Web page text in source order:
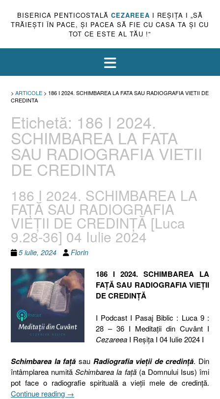
BISERICA PENTICOSTALĂ CEZAREEA I REŞIŢA I „SĂ
TRĂIEŞTI ÎN PACE, ŞI PACEA SĂ FIE CU CASA TA ŞI CU
TOT CE ESTE AL TĂU !”
> ARTICOLE > 186 I 2024. SCHIMBAREA LA FATA SAU RADIOGRAFIA VIETII DE
CREDINTA
Etichetă: 186 I 2024.
SCHIMBAREA LA FATA
SAU RADIOGRAFIA VIETII
DE CREDINTA
186 I 2024. SCHIMBAREA LA
FAȚĂ SAU RADIOGRAFIA
VIEȚII DE CREDINȚĂ [Luca
9.28-36] 04 Iulie 2024
5 iulie, 2024 Florin
186 I 2024. SCHIMBAREA LA
FAȚĂ SAU RADIOGRAFIA VIEȚII
DE CREDINȚĂ
I Podcast I Pasaj Biblic : Luca 9 :
28 – 36 I Meditaţii din Cuvânt I
CezareeaI Reşiţa I 04 Iulie 2024 I
Schimbarea la față sau Radiografia vieții de credință. Din
întâmplarea numităSchimbarea la față(a Domnului Isus) îmi
pot face o radiografie spirituală a vieții mele de credință.
Continue reading „186
→